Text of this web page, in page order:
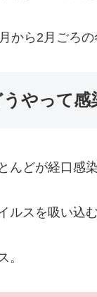
ら2月ごろの
やって感
どが経口感染
スを吸い込
。